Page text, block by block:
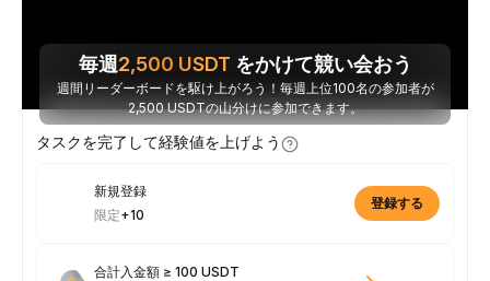
毎週2,500 USDT をかけて競い会おう
週間リーダーボードを駆け上がろう！毎週上位100名の参加者が
2,500 USDTの山分けに参加できます。
タスクを完了して経験値を上げよう
新規登録
限定+10
登録する
合計入金額 ≥ 100 USDT